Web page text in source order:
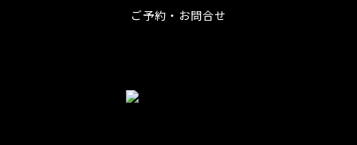
ご予約・お問合せ